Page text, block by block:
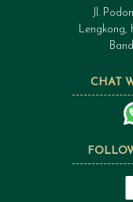
CHAT
Jl.
Lengkong,